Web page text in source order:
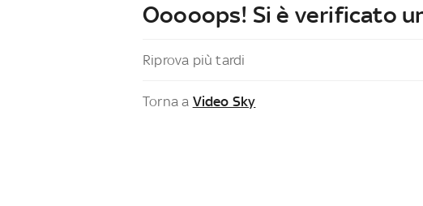
Ooooops! Si è verificato
Riprova più tardi
Torna a Video Sky